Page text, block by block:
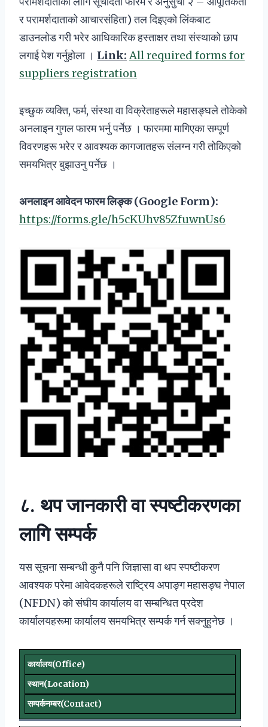
र परामर्शदाताको आचारसंहिता) तल दिइएको लिंकबाट
डाउनलोड गरी भरेर आधिकारिक हस्ताक्षर तथा संस्थाको छाप
लगाई पेश गर्नुहोला । Link: All required forms for
suppliers registration
इच्छुक व्यक्ति, फर्म, संस्था वा विक्रेताहरूले महासङ्घले तोकेको
अनलाइन गुगल फारम भर्नु पर्नेछ । फारममा मागिएका सम्पूर्ण
विवरणहरू भरेर र आवश्यक कागजातहरू संलग्न गरी तोकिएको
समयभित्र बुझाउनु पर्नेछ ।
अनलाइनआवेदनफारमलिङ्क(Google Form):
https://forms.gle/h5cKUhv85ZfuwnUs6
८. थप जानकारी वा स्पष्टीकरणका
लागि सम्पर्क
यस सूचना सम्बन्धी कुनै पनि जिज्ञासा वा थप स्पष्टीकरण
आवश्यक परेमा आवेदकहरूले राष्ट्रिय अपाङ्ग महासङ्घ नेपाल
(NFDN) को संघीय कार्यालय वा सम्बन्धित प्रदेश
कार्यालयहरूमा कार्यालय समयभित्र सम्पर्क गर्न सक्नुहुनेछ ।
कार्यालय(Office)
स्थान(Location)
सम्पर्कनम्बर(Contact)